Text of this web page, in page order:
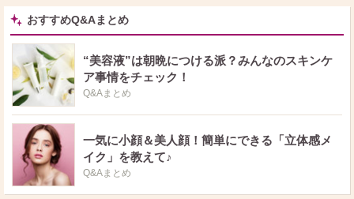
です。 条件は以下のとおりです。 ・予算は3万円以内 ・コスメ、スキンケア
用品は除外 ・美容家電やヘアケアグッズなど、実用的なものを希望 ・髪はセ
ミロングで、毛先をゆるく巻いているスタイル ・30代女性への誕生日プレゼ
ントとして喜ばれるもの 実際に使って良かった商品や、「ReFaよりこちらが
おすすめ」という商品があれば、理由も含めて教えていただけると嬉しいで
す。よろしくお願いいたします。
おすすめQ&Aまとめ
“美容液”は朝晩につける派？みんなのスキンケ
ア事情をチェック！
Q&Aまとめ
一気に小顔＆美人顔！簡単にできる「立体感メ
イク」を教えて♪
Q&Aまとめ